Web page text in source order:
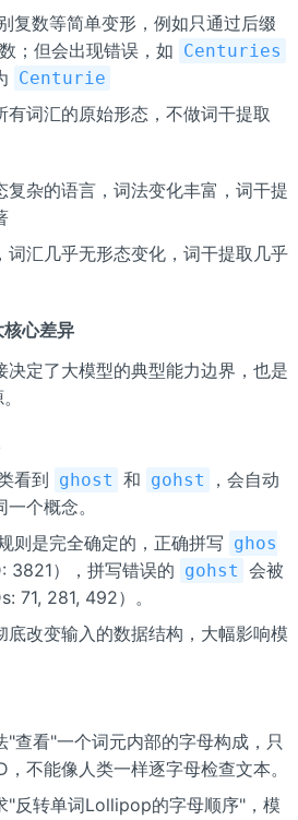
复数等简单变形，例如只通过后缀
；但会出现错误，如 Centuries
Centurie
有词汇的原始形态，不做词干提取
复杂的语言，词法变化丰富，词干提
词汇几乎无形态变化，词干提取几乎
心差异
决定了大模型的典型能力边界，也是
看到 ghost 和 gohst
，会自动
个概念。
则是完全确定的，正确拼写 ghos
3821），拼写错误的 gohst 会被
71, 281, 492）。
底改变输入的数据结构，大幅影响模
"查看"一个词元内部的字母构成，只
不能像人类一样逐字母检查文本。
"反转单词Lollipop的字母顺序"，模